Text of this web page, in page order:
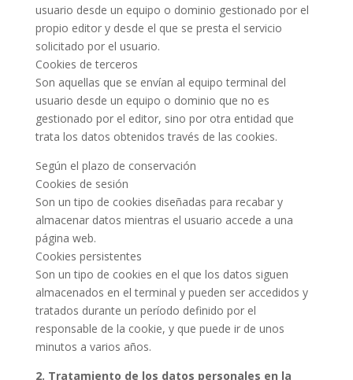
usuario desde un equipo o dominio gestionado por el
propio editor y desde el que se presta el servicio
solicitado por el usuario.
Cookies de terceros
Son aquellas que se envían al equipo terminal del
usuario desde un equipo o dominio que no es
gestionado por el editor, sino por otra entidad que
trata los datos obtenidos través de las cookies.
Según el plazo de conservación
Cookies de sesión
Son un tipo de cookies diseñadas para recabar y
almacenar datos mientras el usuario accede a una
página web.
Cookies persistentes
Son un tipo de cookies en el que los datos siguen
almacenados en el terminal y pueden ser accedidos y
tratados durante un período definido por el
responsable de la cookie, y que puede ir de unos
minutos a varios años.
2. Tratamiento de los datos personales en la